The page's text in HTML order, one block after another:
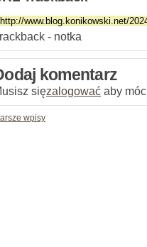
- notka
komentarz
sięzalogować aby
wpisy